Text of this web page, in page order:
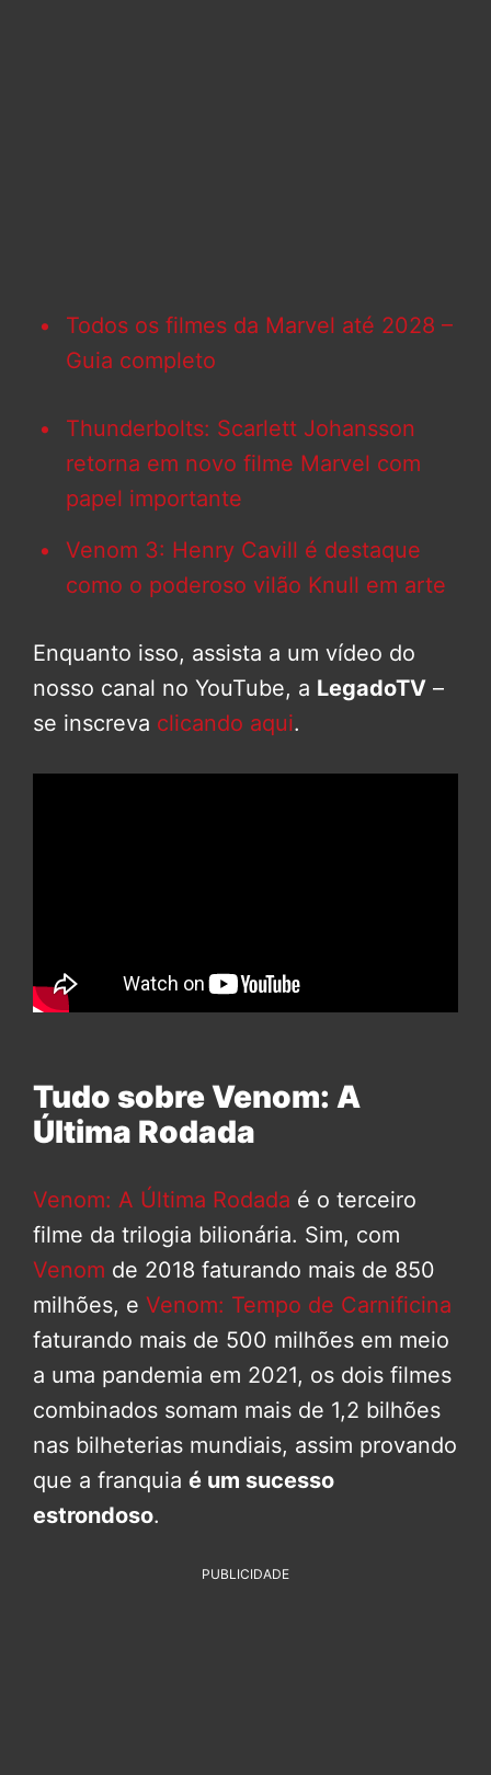
Todos os filmes da Marvel até 2028 –
Guia completo
Thunderbolts: Scarlett Johansson
retorna em novo filme Marvel com
papel importante
Venom 3: Henry Cavill é destaque
como o poderoso vilão Knull em arte
Enquanto isso, assista a um vídeo do
nosso canal no YouTube, a LegadoTV –
se inscreva clicando aqui.
Tudo sobre Venom: A
Última Rodada
Venom: A Última Rodada é o terceiro
filme da trilogia bilionária. Sim, com
Venom de 2018 faturando mais de 850
milhões, e Venom: Tempo de Carnificina
faturando mais de 500 milhões em meio
a uma pandemia em 2021, os dois filmes
combinados somam mais de 1,2 bilhões
nas bilheterias mundiais, assim provando
que a franquia é um sucesso
estrondoso.
PUBLICIDADE